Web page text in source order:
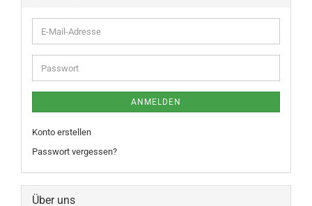
ANMELDEN
Konto erstellen
Passwort vergessen?
Über uns